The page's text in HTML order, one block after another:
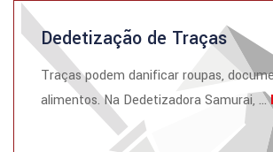
Dedetização de Traças
Traças podem danificar roupas,
alimentos. Na Dedetizadora Samurai, ...